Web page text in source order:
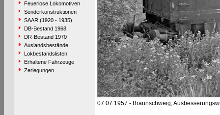
Feuerlose Lokomotiven
Sonderkonstruktionen
SAAR (1920 - 1935)
DB-Bestand 1968
DR-Bestand 1970
Auslandsbestände
Lokbestandslisten
Erhaltene Fahrzeuge
Zerlegungen
07.07.1957 - Braunschweig,